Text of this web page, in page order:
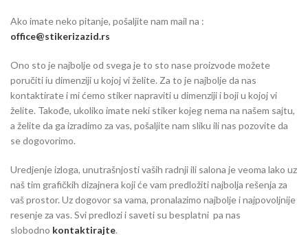
Ako imate neko pitanje, pošaljite nam mail na :
office@stikerizazid.rs
Ono sto je najbolje od svega je to sto nase proizvode možete
poručiti iu dimenziji u kojoj vi želite. Za to je najbolje da nas
kontaktirate i mi ćemo stiker napraviti u dimenziji i boji u kojoj vi
želite. Takođe, ukoliko imate neki stiker kojeg nema na našem sajtu,
a želite da ga izradimo za vas, pošaljite nam sliku ili nas pozovite da
se dogovorimo.
Uredjenje izloga, unutrašnjosti vaših radnji ili salona je veoma lako uz
naš tim grafičkih dizajnera koji će vam predložiti najbolja rešenja za
vaš prostor. Uz dogovor sa vama, pronalazimo najbolje i najpovoljnije
resenje za vas. Svi predlozi i saveti su besplatni pa nas
slobodno kontaktirajte.